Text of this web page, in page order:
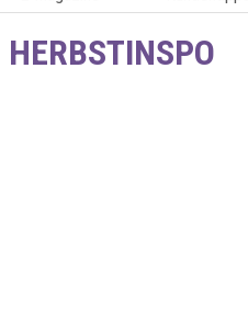
HERBSTINSPO